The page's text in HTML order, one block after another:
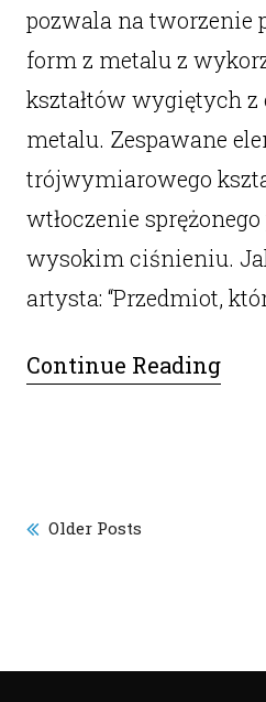
pozwala na tworzenie
form z metalu z
kształtów wygiętych
metalu. Zespawane
trójwymiarowego
wtłoczenie
wysokim ciśnieniu.
artysta: “Przedmiot,
Continue Reading
Older Posts